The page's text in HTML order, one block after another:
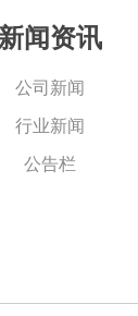
新闻资讯
公司新闻
行业新闻
公告栏